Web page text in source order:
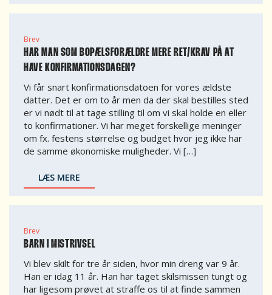
Brev
HAR MAN SOM BOPÆLSFORÆLDRE MERE RET/KRAV PÅ AT
HAVE KONFIRMATIONSDAGEN?
Vi får snart konfirmationsdatoen for vores ældste
datter. Det er om to år men da der skal bestilles sted
er vi nødt til at tage stilling til om vi skal holde en eller
to konfirmationer. Vi har meget forskellige meninger
om fx. festens størrelse og budget hvor jeg ikke har
de samme økonomiske muligheder. Vi […]
LÆS MERE
Brev
BARN I MISTRIVSEL
Vi blev skilt for tre år siden, hvor min dreng var 9 år.
Han er idag 11 år. Han har taget skilsmissen tungt og
har ligesom prøvet at straffe os til at finde sammen